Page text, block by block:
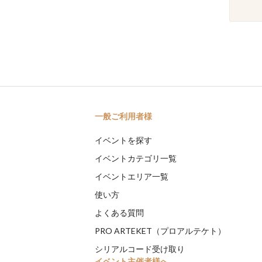
一般ご利用者様
イベントを探す
イベントカテゴリ一覧
イベントエリア一覧
使い方
よくある質問
PRO ARTEKET（プロアルテケト）
シリアルコード受け取り